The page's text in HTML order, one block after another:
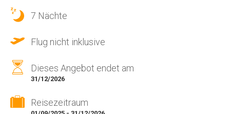
7 Nächte
Flug nicht inklusive
Dieses Angebot endet am
31/12/2026
Reisezeitraum